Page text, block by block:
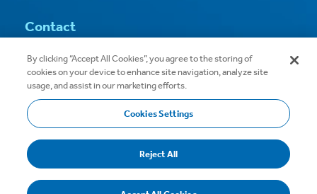
Contact
Privacy
Terms of Use
Terms & Conditions
Copyright © 2026
By clicking “Accept All Cookies”, you agree to the storing of
cookies on your device to enhance site navigation, analyze site
usage, and assist in our marketing efforts.
Cookies Settings
Reject All